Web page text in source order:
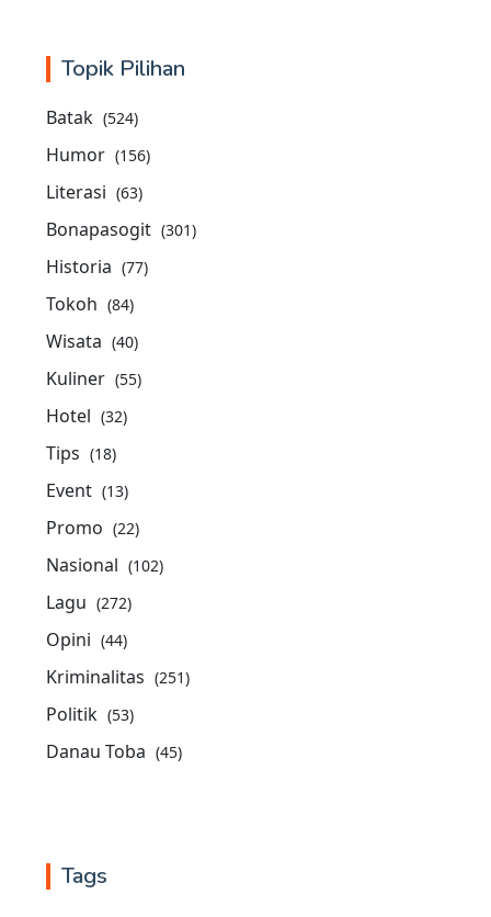
Topik Pilihan
Batak (524)
Humor (156)
Literasi (63)
Bonapasogit (301)
Historia (77)
Tokoh (84)
Wisata (40)
Kuliner (55)
Hotel (32)
Tips (18)
Event (13)
Promo (22)
Nasional (102)
Lagu (272)
Opini (44)
Kriminalitas (251)
Politik (53)
Danau Toba (45)
Tags